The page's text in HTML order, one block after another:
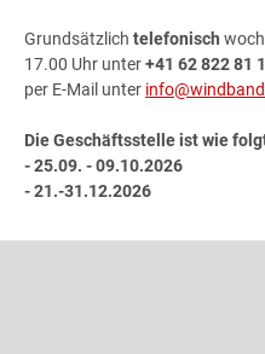
Grundsätzlich telefonisch
17.00 Uhr unter+41 62 822 81
per E-Mail unter
Die Geschäftsstelle ist wie
- 25.09. - 09.10.2026
- 21.-31.12.2026